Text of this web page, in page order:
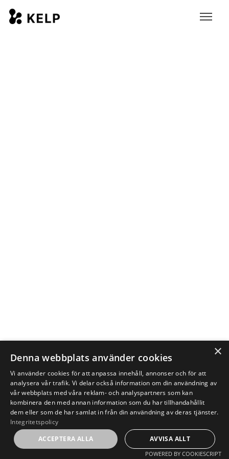
×
Denna webbplats använder cookies
Vi använder cookies för att anpassa innehåll, annonser och för att
analysera vår trafik. Vi delar också information om din användning av
vår webbplats med våra reklam- och analyspartners som kan
kombinera den med annan information som du har tillhandahållit
dem eller som de har samlat in från din användning av deras tjänster.
Integritetspolicy
ACCEPTERA ALLA
AVVISA ALLT
POWERED BY COOKIESCRIPT